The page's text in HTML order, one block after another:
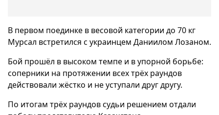
В первом поединке в весовой категории до 70 кг
Мурсал встретился с украинцем Даниилом Лозаном.
Бой прошёл в высоком темпе и в упорной борьбе:
соперники на протяжении всех трёх раундов
действовали жёстко и не уступали друг другу.
По итогам трёх раундов судьи решением отдали